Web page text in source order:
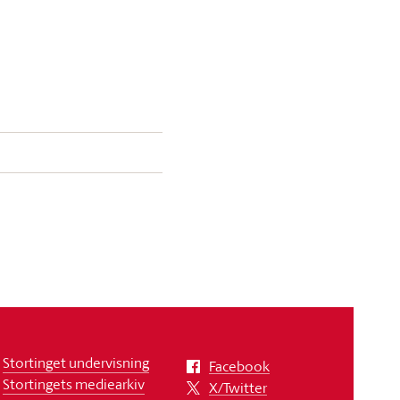
Stortinget undervisning
Stortingets mediearkiv
Facebook
X/Twitter